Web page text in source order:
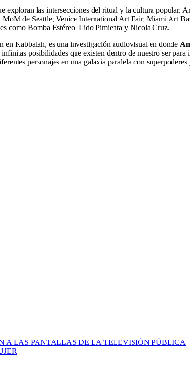
exploran las intersecciones del ritual y la cultura popular.
MoM de Seattle, Venice International Art Fair, Miami Art
como Bomba Estéreo, Lido Pimienta y Nicola Cruz.
Kabbalah, es una investigación audiovisual en donde
posibilidades que existen dentro de nuestro ser
personajes en una galaxia paralela con
A LAS PANTALLAS DE LA TELEVISIÓN PÚBLICA